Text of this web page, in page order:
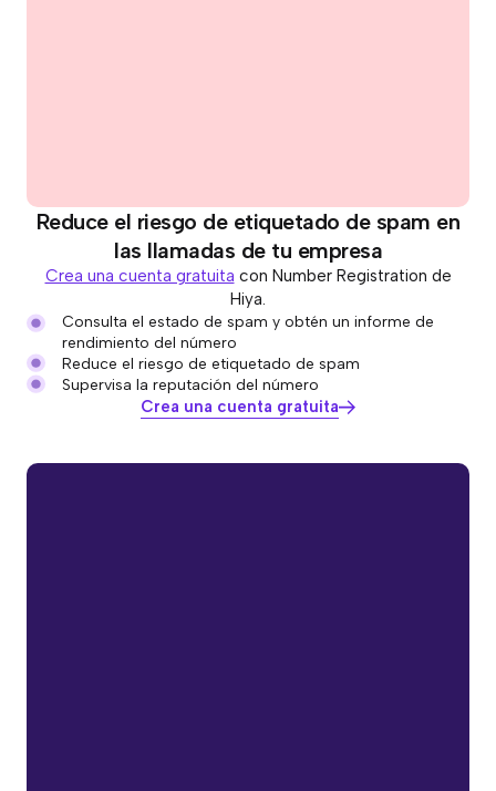
Reduce el riesgo de etiquetado de spam en
las llamadas de tu empresa
Crea una cuenta gratuita con Number Registration de
Hiya.
Consulta el estado de spam y obtén un informe de
rendimiento del número
Reduce el riesgo de etiquetado de spam
Supervisa la reputación del número
Crea una cuenta gratuita